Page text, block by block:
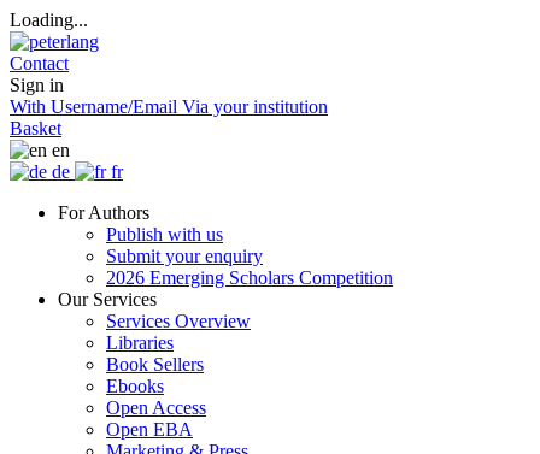
Loading...
Contact
Sign in
With Username/Email Via your institution
Basket
en
de
fr
For Authors
Publish with us
Submit your enquiry
2026 Emerging Scholars Competition
Our Services
Services Overview
Libraries
Book Sellers
Ebooks
Open Access
Open EBA